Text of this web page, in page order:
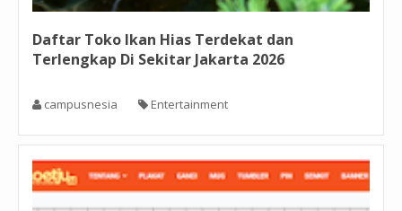
Daftar Toko Ikan Hias Terdekat dan
Terlengkap Di Sekitar Jakarta 2026
campusnesia Entertainment